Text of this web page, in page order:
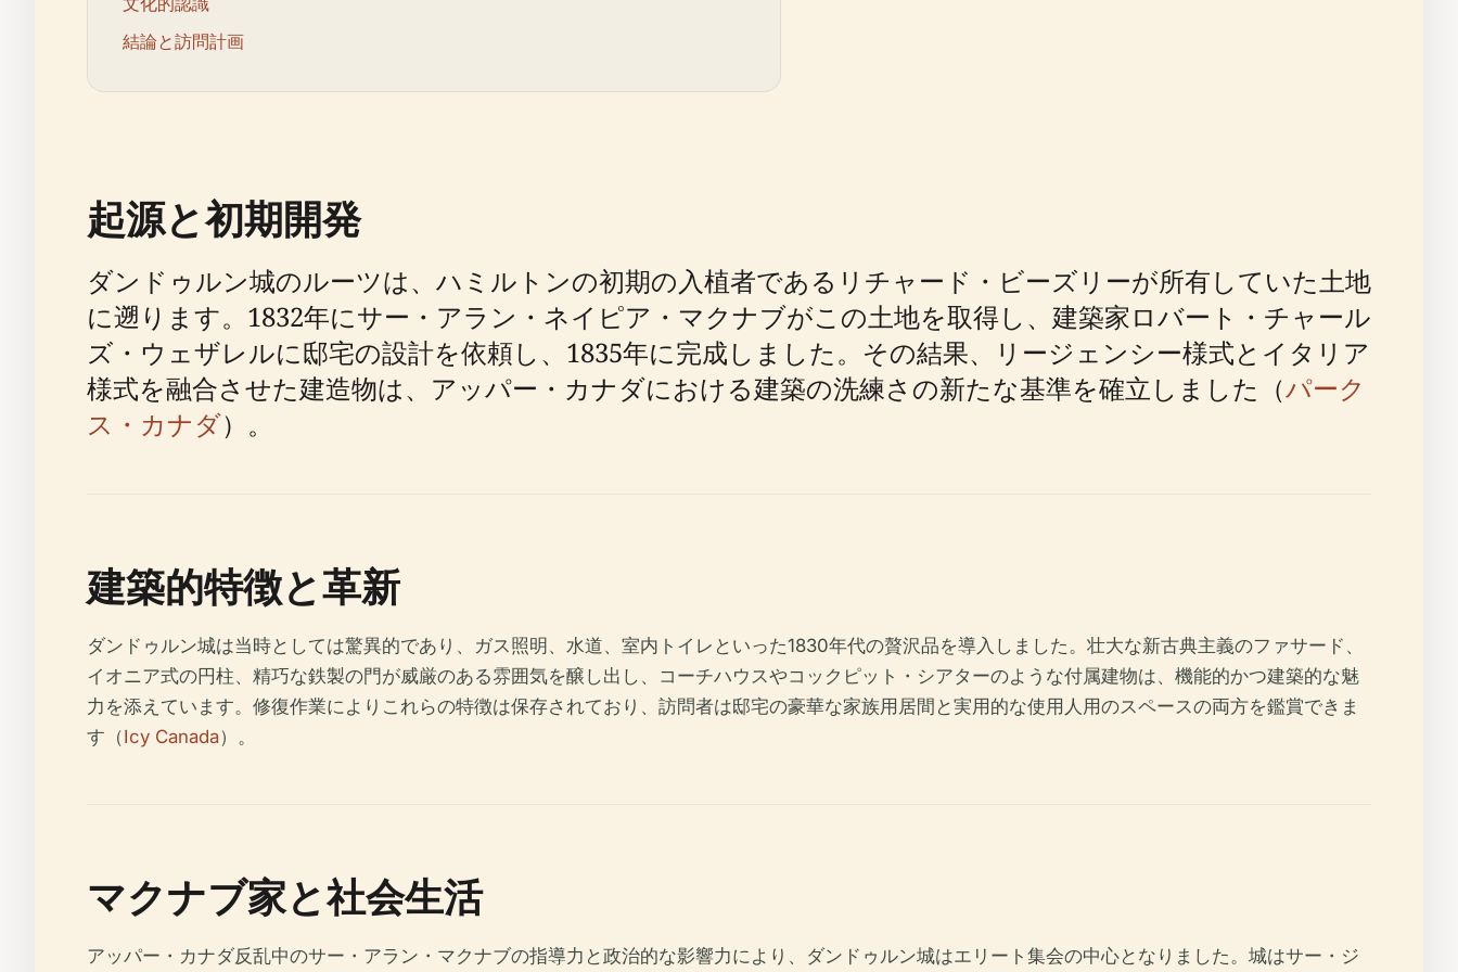
結論と訪問計画
起源と初期開発
ダンドゥルン城のルーツは、ハミルトンの初期の入植者であるリチャード・ビーズリーが所有していた土地
に遡ります。1832年にサー・アラン・ネイピア・マクナブがこの土地を取得し、建築家ロバート・チャール
ズ・ウェザレルに邸宅の設計を依頼し、1835年に完成しました。その結果、リージェンシー様式とイタリア
様式を融合させた建造物は、アッパー・カナダにおける建築の洗練さの新たな基準を確立しました（パーク
ス・カナダ）。
建築的特徴と革新
ダンドゥルン城は当時としては驚異的であり、ガス照明、水道、室内トイレといった1830年代の贅沢品を導入しました。壮大な新古典主義のファサード、
イオニア式の円柱、精巧な鉄製の門が威厳のある雰囲気を醸し出し、コーチハウスやコックピット・シアターのような付属建物は、機能的かつ建築的な魅
力を添えています。修復作業によりこれらの特徴は保存されており、訪問者は邸宅の豪華な家族用居間と実用的な使用人用のスペースの両方を鑑賞できま
す（Icy Canada）。
マクナブ家と社会生活
アッパー・カナダ反乱中のサー・アラン・マクナブの指導力と政治的な影響力により、ダンドゥルン城はエリート集会の中​​心となりました。城はサー・ジ